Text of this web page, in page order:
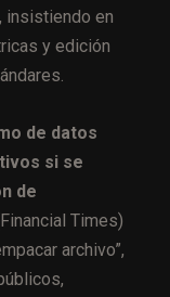
insistiendo en
y edición
de datos
si se
de
Times)
archivo”,